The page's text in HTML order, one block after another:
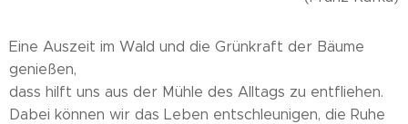
Eine Auszeit im Wald und die Grünkraft der Bäume
genießen,
dass hilft uns aus der Mühle des Alltags zu entfliehen.
Dabei können wir das Leben entschleunigen, die Ruhe